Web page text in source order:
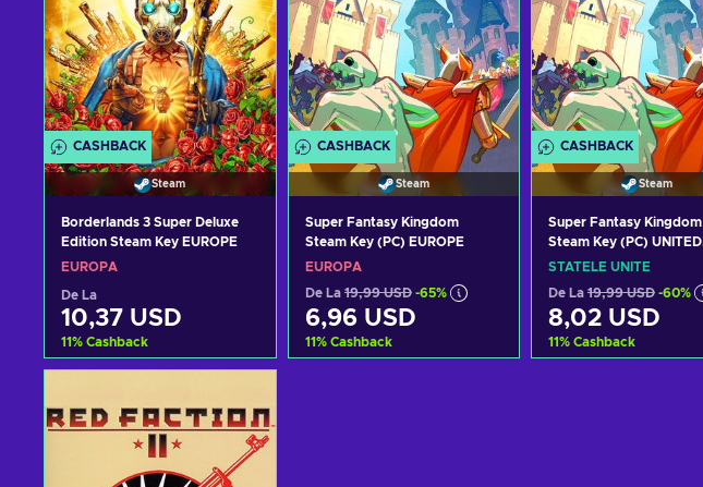
CASHBACK
Steam
Borderlands 3 Super Deluxe
Edition Steam Key EUROPE
EUROPA
De La
10,37 USD
11% Cashback
Vezi ofertele
CASHBACK
Steam
Super Fantasy Kingdom
Steam Key (PC) EUROPE
EUROPA
De La 19,99 USD -65%
6,96 USD
11% Cashback
CASHBACK
Steam
Super Fantasy Kingdom
Steam Key (PC) UNITED
STATES
STATELE UNITE
De La 19,99 USD -60%
8,02 USD
11% Cashback